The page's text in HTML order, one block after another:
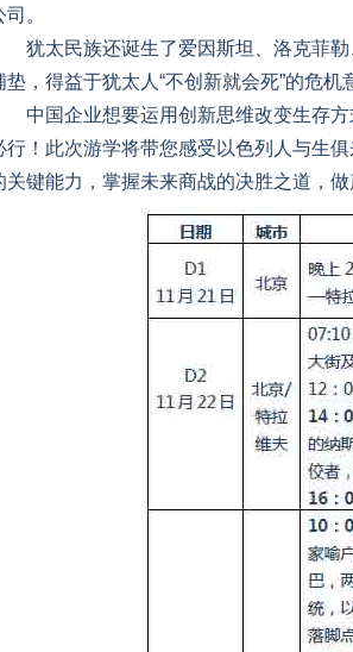
司。
犹太民族还诞生了爱因斯坦、洛克菲
垫，得益于犹太人“不创新就会死”的危机
中国企业想要运用创新思维改变生存
行！此次游学将带您感受以色列人与生
关键能力，掌握未来商战的决胜之道，做